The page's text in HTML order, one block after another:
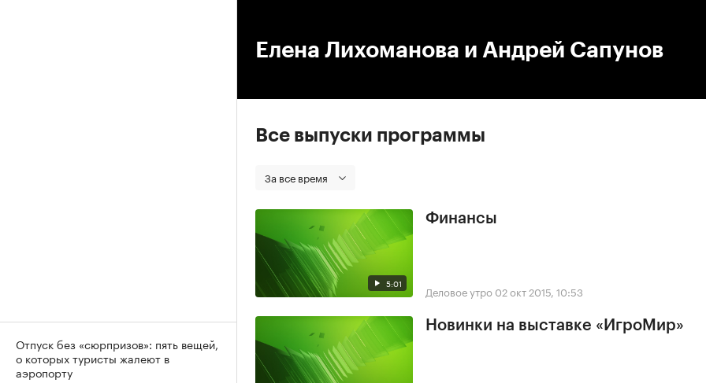
Елена Лихоманова и Андрей Сапунов
Все выпуски программы
За все время
5:01
Финансы
Деловое утро 02 окт 2015, 10:53
Новинки на выставке «ИгроМир»
Отпуск без «сюрпризов»: пять вещей,
о которых туристы жалеют в
аэропорту